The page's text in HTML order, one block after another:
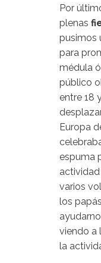
Por
plenas
pusimos
para
médula
público
entre 18
Europa
espuma
varios
los
viendo a
la